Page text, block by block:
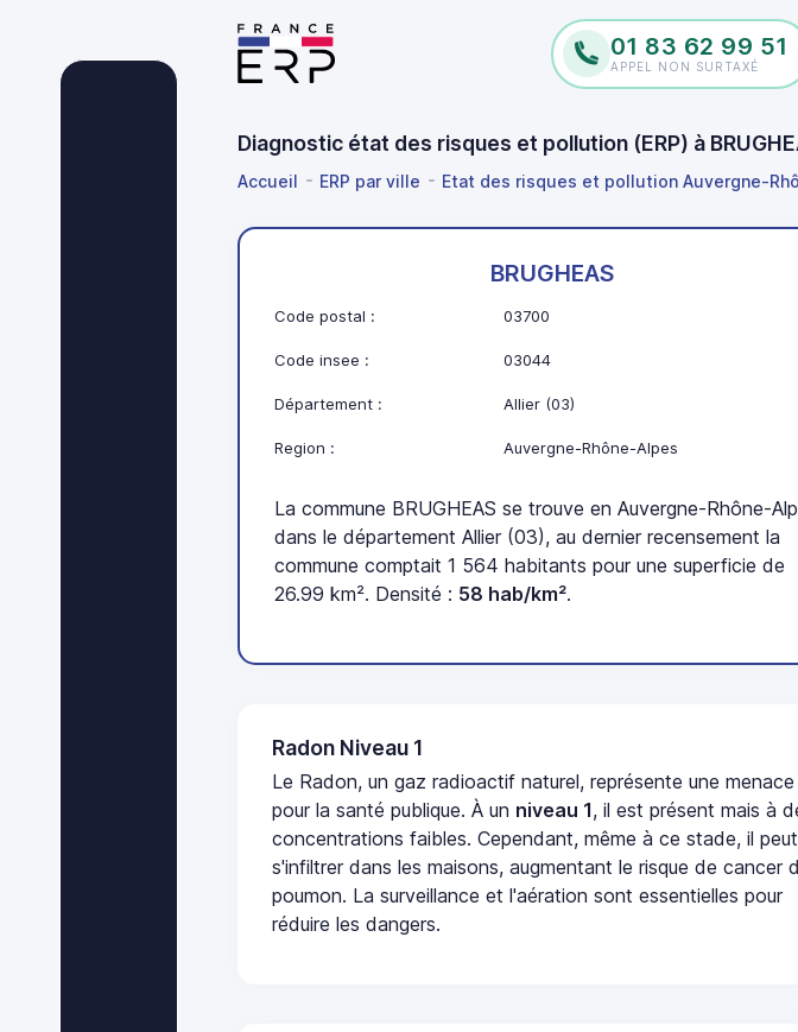
01 83 62 99 51
APPEL NON SURTAXÉ
Diagnostic état des risques et pollution (ERP) à
Accueil ERP par ville Etat des risques et pollution Auvergne-
BRUGHEAS
Code postal : 03700
Code insee : 03044
Département : Allier (03)
Region : Auvergne-Rhône-Alpes
La commune BRUGHEAS se trouve en Auvergne-Rhône-
dans le département Allier (03), au dernier recensement la
commune comptait 1 564 habitants pour une superficie de
26.99 km². Densité : 58 hab/km².
Radon Niveau 1
Le Radon, un gaz radioactif naturel, représente une menace
pour la santé publique. À un niveau 1, il est présent mais à
concentrations faibles. Cependant, même à ce stade, il peut
s'infiltrer dans les maisons, augmentant le risque de cancer
poumon. La surveillance et l'aération sont essentielles pour
réduire les dangers.